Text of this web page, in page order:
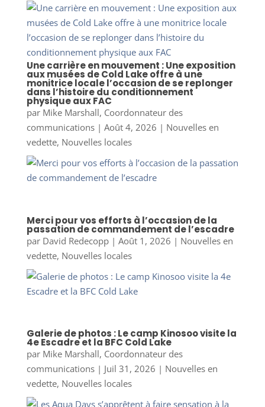
Une carrière en mouvement : Une exposition
aux musées de Cold Lake offre à une
monitrice locale l’occasion de se replonger
dans l’histoire du conditionnement
physique aux FAC
par Mike Marshall, Coordonnateur des
communications| Août 4, 2026 | Nouvelles en
vedette, Nouvelles locales
Merci pour vos efforts à l’occasion de la
passation de commandement de l’escadre
par David Redecopp| Août 1, 2026 | Nouvelles en
vedette, Nouvelles locales
Galerie de photos : Le camp Kinosoo visite la
4e Escadre et la BFC Cold Lake
par Mike Marshall, Coordonnateur des
communications| Juil 31, 2026 | Nouvelles en
vedette, Nouvelles locales